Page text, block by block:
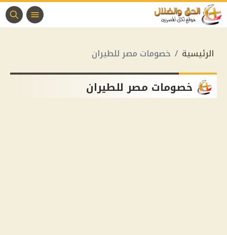
الرئيسية خصومات مصر للطيران
خصومات مصر للطيران